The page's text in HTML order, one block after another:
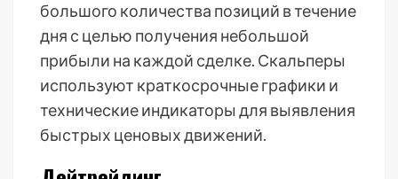
большого количества позиций в течение
дня с целью получения небольшой
прибыли на каждой сделке. Скальперы
используют краткосрочные графики и
технические индикаторы для выявления
быстрых ценовых движений.